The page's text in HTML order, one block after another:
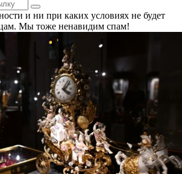
и ни при каких условиях не будет
Мы тоже ненавидим спам!